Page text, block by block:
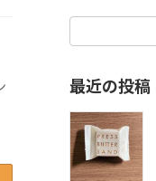
最近の投稿